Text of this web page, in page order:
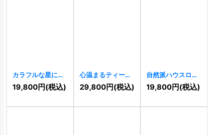
カラフルな星に囲
まれたベア（熊）
の楽しいロゴ
19,800円(税込)
心温まるティータ
イムの愛のロゴ
10370 ]
29,800円(税込)
自然派ハウスロゴ
[10346]
19,800円(税込)